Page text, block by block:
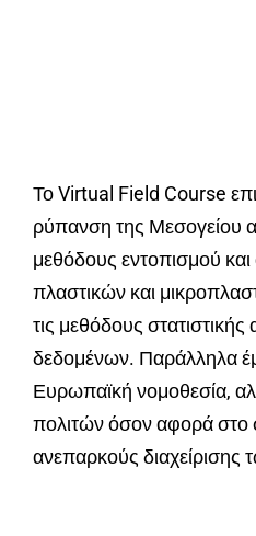
Το Virtual Field Course
ρύπανση της Μεσογείου
μεθόδους εντοπισμού
πλαστικών και
τις μεθόδους
δεδομένων. Παράλληλα
Ευρωπαϊκή νομοθεσία,
πολιτών όσον αφορά στο
ανεπαρκούς